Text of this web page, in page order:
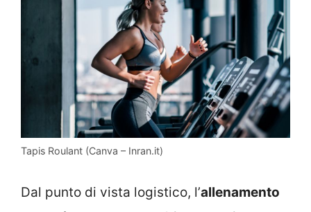
Tapis Roulant (Canva – Inran.it)
Dal punto di vista logistico, l’allenamento